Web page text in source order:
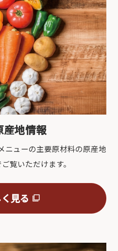
産地情報
ニューの主要原材料の原産地
覧いただけます。
見る